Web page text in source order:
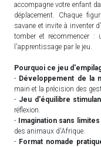
accompagne votre enfant
déplacement. Chaque
savane et invite à inventer
tomber et recommencer
l'apprentissage par le jeu.
Pourquoi ce jeu
- Développement de la
main et la précision des
- Jeu d'équilibre
réflexion.
- Imagination sans limites
des animaux d'Afrique.
- Format nomade